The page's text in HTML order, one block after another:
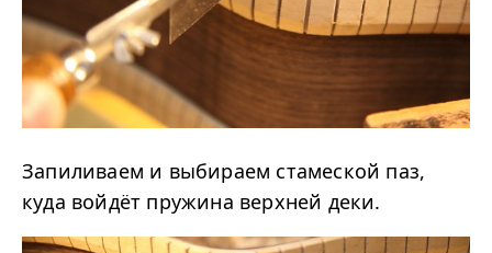
Запиливаем и выбираем стамеской паз,
куда войдёт пружина верхней деки.